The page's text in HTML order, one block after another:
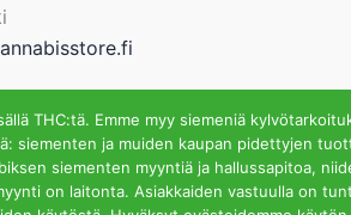
ja Kivijalkamyymälästä. Helsinki
THC:tä. Emme myy siemeniä
siementen ja muiden kaupan pidettyjen
siementen myyntiä ja hallussapitoa,
on laitonta. Asiakkaiden vastuulla on